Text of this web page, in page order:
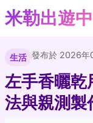
米勒出遊中
生活 發布於 2026年
左手香曬乾
法與親測製